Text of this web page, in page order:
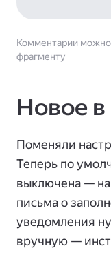
Комментарии можно
фрагменту
Новое
Поменяли
Теперь по
выключена — на
письма о
уведомления
вручную —